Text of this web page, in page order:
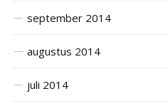
september 2014
augustus 2014
juli 2014